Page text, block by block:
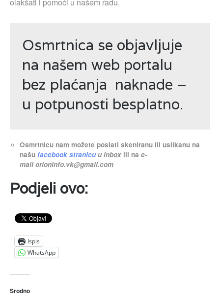
Osmrtnica se objavljuje
na našem web portalu
bez plaćanja naknade –
u potpunosti besplatno.
Osmrtnicu nam možete poslati skeniranu ili uslikanu na
našu facebook stranicuu inbox ili nae-
mailorioninfo.vk@gmail.com
Podjeli ovo:
Ispis
WhatsApp
Srodno